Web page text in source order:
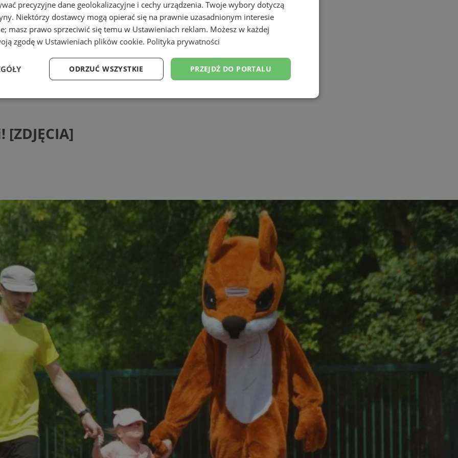
precyzyjne dane geolokalizacyjne i cechy urządzenia. Twoje wybory dotyczą
Niektórzy dostawcy mogą opierać się na prawnie uzasadnionym interesie
masz prawo sprzeciwić się temu w Ustawieniach reklam. Możesz w każdej
zgodę w Ustawieniach plików cookie. Polityka prywatności
PRZEJDŹ DO PORTALU
ODRZUĆ WSZYSTKIE
Wydajność Targetowanie Funkcjonalność Niesklasyfikowane
niezbędnych plików cookie nie można prawidłowo korzystać ze strony internetowej.
Provider
/
Domena
rudaslaska.com.pl
Ten plik cookie przechowuje identyfikator sesji.
rudaslaska.com.pl
Ten plik cookie przechowuje identyfikator sesji.
rudaslaska.com.pl
Ten plik cookie przechowuje identyfikator sesji.
.tiktok.com
Ten plik cookie jest używany do celów
uwierzytelniania i bezpieczeństwa, zapewniając, że
użytkownicy pozostają zalogowani, a ich dane są
zabezpieczone, jak poruszać się przez witrynę
internetową lub interakcji z jej usług.
Cloudflare Inc.
.x.com
30 minut
Ten plik cookie służy do rozróżniania ludzi i botów.
Jest to korzystne dla strony internetowej, ponieważ
umożliwia tworzenie ważnych raportów na temat
korzystania z jej witryny internetowej.
Cloudflare Inc.
.twitter.com
sekund
Ten plik cookie służy do rozróżniania ludzi i botów.
Jest to korzystne dla strony internetowej, ponieważ
umożliwia tworzenie ważnych raportów na temat
korzystania z jej witryny internetowej.
YouTube
.youtube.com
Ten plik cookie jest używany do przechowywania
zgody użytkownika i wyboru prywatności dla ich
interakcji z witryną. Rejestruje dane dotyczące
zgody odwiedzającego na różne polityki i
ustawienia prywatności, zapewniając, że ich
preferencje zostaną uhonorowane w przyszłych
sesjach.
4 tygodnie 2 dni
Ten plik cookie jest używany przez usługę Cookie-
Polityce prywatności Google